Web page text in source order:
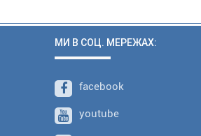
МИ В СОЦ. МЕРЕЖАХ:
facebook
youtube